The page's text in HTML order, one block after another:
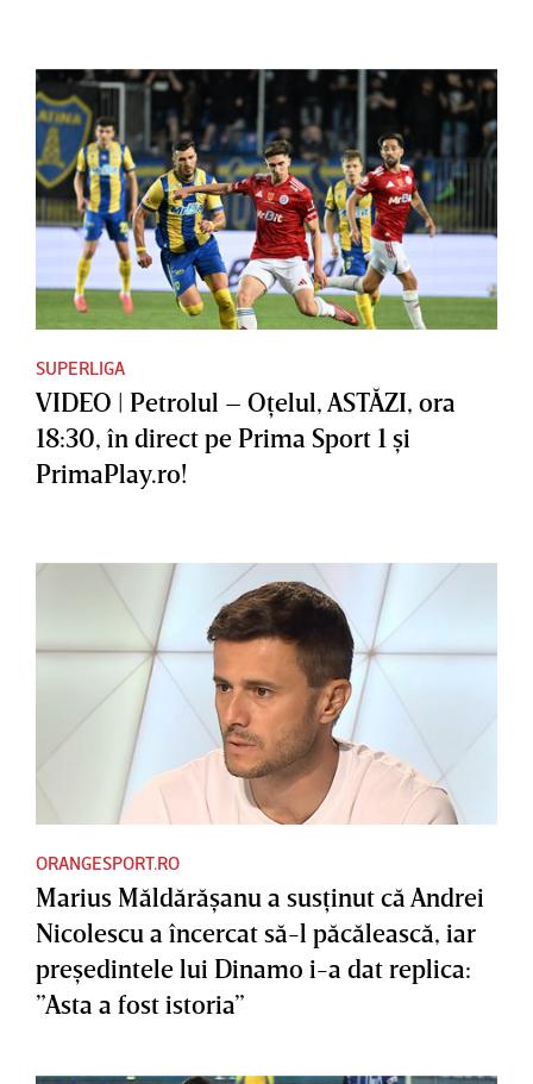
SUPERLIGA
VIDEO | Petrolul – Oţelul, ASTĂZI, ora
18:30, în direct pe Prima Sport 1 şi
PrimaPlay.ro!
ORANGESPORT.RO
Marius Măldărăşanu a susţinut că Andrei
Nicolescu a încercat să-l păcălească, iar
preşedintele lui Dinamo i-a dat replica:
”Asta a fost istoria”